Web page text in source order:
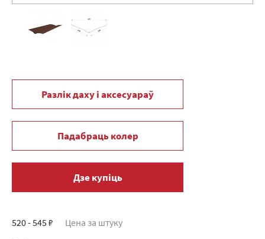
Разлік даху і аксесуараў
Падабраць колер
Дзе купіць
520 - 545 ₽ Цена за штуку